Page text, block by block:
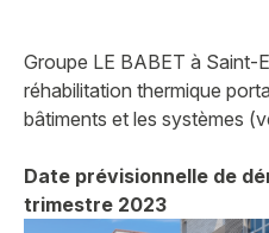
Groupe LE BABET à Saint-
réhabilitation thermique
bâtiments et les systèmes
Date prévisionnelle de
trimestre 2023